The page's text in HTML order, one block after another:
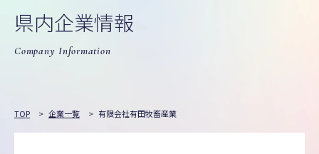
県内企業情報
Company Information
TOP > 企業一覧 > 有限会社有田牧畜産業